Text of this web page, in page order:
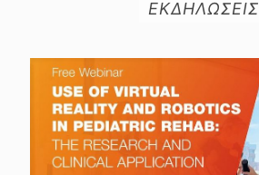
ΕΚΔΗΛΩΣΕΙΣ